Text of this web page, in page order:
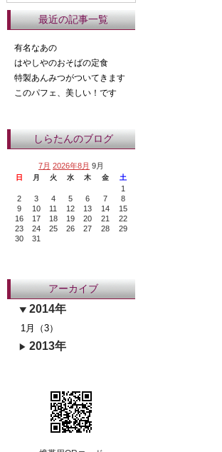
最近の記事一覧
有名なあの
はやしやのおそばの定食
特製あんみつがついてきます
このパフェ、美しい！です
しらたんのブログ
7月 2026年8月 9月
日 月 火 水 木 金 土
1
2
3 4 5 6 7
8
9
10 11 12 13 14
15
16
17 18 19 20 21
22
23
24 25 26 27 28
29
30
31
アーカイブ
2014年
1月（3）
2013年